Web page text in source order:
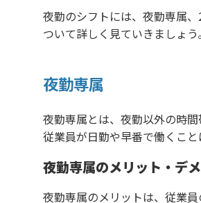
夜勤のシフトには、夜勤専属
ついて詳しく見ていきましょう。
夜勤専属
夜勤専属とは、夜勤以外の時
従業員が日勤や早番で働くこ
夜勤専属のメリット・デ
夜勤専属のメリットは、従業